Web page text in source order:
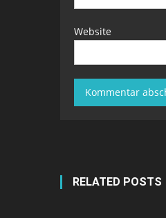
Website
RELATED POSTS